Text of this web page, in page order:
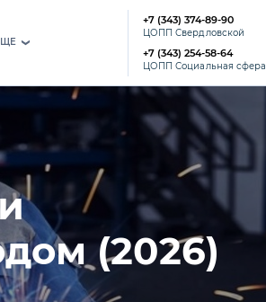
›
+7 (343) 374-89-90
ЦОПП Свердловской
+7 (343) 254-58-64
ЦОПП Социальная сфера
(2026)